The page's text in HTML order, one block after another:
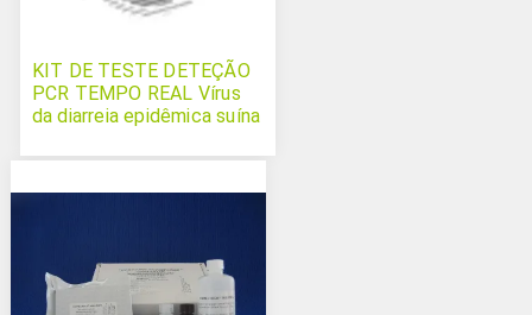
KIT DE TESTE DETEÇÃO
PCR TEMPO REAL Vírus
da diarreia epidêmica suína
gastroenterite